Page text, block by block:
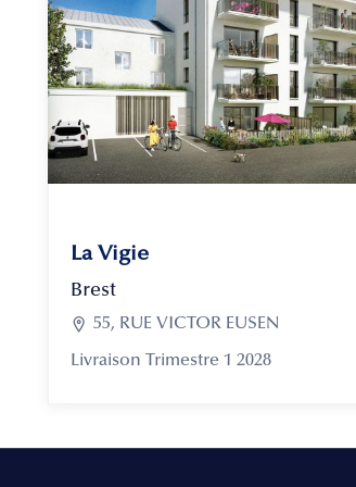
La Vigie
Brest
 55, RUE VICTOR EUSEN
Livraison Trimestre 1 2028